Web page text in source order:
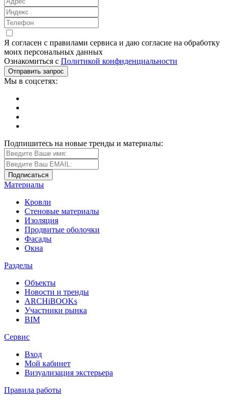
Я согласен с правилами сервиса и даю согласие на обработку
моих персональных данных
Ознакомиться с Политикой конфиденциальности
Мы в соцсетях:
Подпишитесь на новые тренды и материалы:
Материалы
Кровли
Стеновые материалы
Изоляция
Продвитые оболочки
Фасады
Окна
Разделы
Объекты
Новости и тренды
ARCHiBOOKs
Участники рынка
BIM
Сервис
Вход
Мой кабинет
Визуализация экстерьера
Правила работы